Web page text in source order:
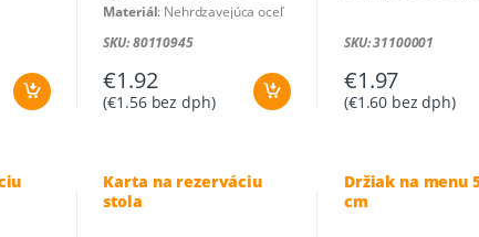
Materiál: Nehrdzavejúca oceľ
Farba nápisu: Čierna
SKU: 80110945
€1.92
(€1.56bez dph)
SKU: 31100001
€1.97
(€1.60 bez dph)
Karta na rezerváciu
stola
Držiak na menu
cm